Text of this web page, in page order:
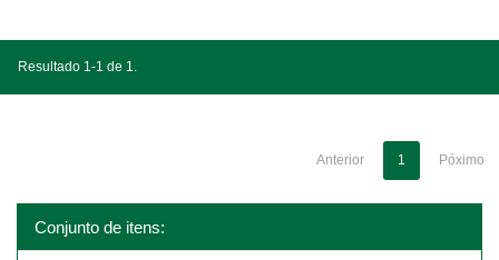
Resultado 1-1 de 1.
Anterior 1 Póximo
Conjunto de itens: